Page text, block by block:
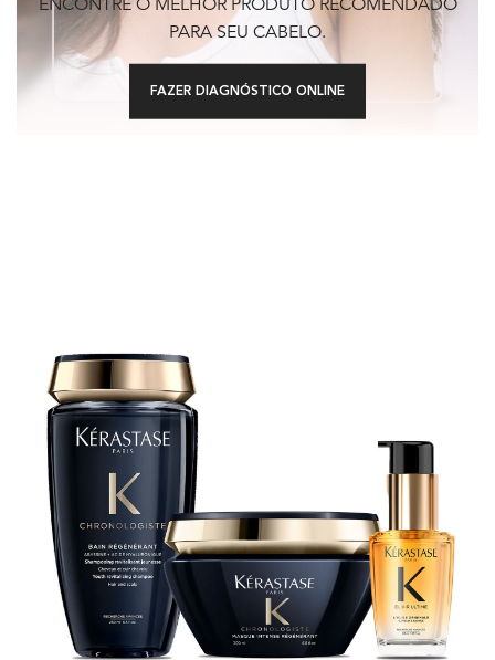
PARA SEU CABELO.
FAZER DIAGNÓSTICO ONLINE